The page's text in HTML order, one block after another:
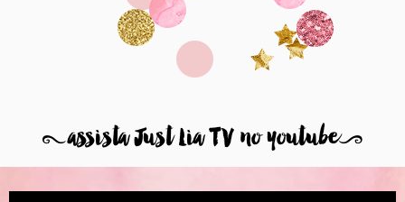
8assista Just Lia TV no youtube9